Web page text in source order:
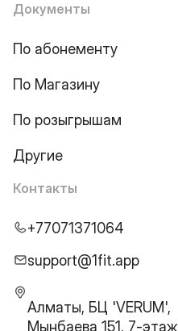
Документы
По абонементу
По Магазину
По розыгрышам
Другие
Контакты
+77071371064
support@1fit.app
Алматы, БЦ 'VERUM',
Мынбаева 151, 7-этаж